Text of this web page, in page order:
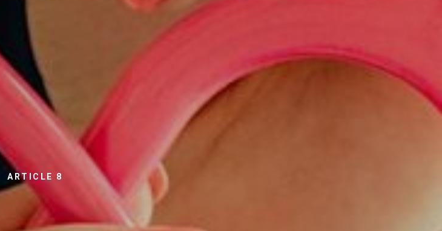
ARTICLE 8